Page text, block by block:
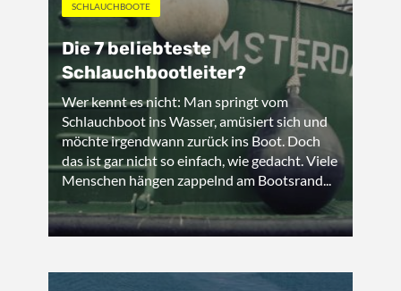
SCHLAUCHBOOTE
Die 7 beliebteste
Schlauchbootleiter?
Wer kennt es nicht: Man springt vom
Schlauchboot ins Wasser, amüsiert sich und
möchte irgendwann zurück ins Boot. Doch
das ist gar nicht so einfach, wie gedacht. Viele
Menschen hängen zappelnd am Bootsrand...